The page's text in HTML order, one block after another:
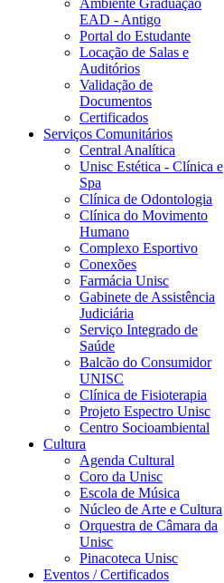
Ambiente Graduação
EAD - Antigo
Portal do Estudante
Locação de Salas e
Auditórios
Validação de
Documentos
Certificados
Serviços Comunitários
Central Analítica
Unisc Estética - Clínica e
Spa
Clínica de Odontologia
Clínica do Movimento
Humano
Complexo Esportivo
Conexões
Farmácia Unisc
Gabinete de Assistência
Judiciária
Serviço Integrado de
Saúde
Balcão do Consumidor
UNISC
Clínica de Fisioterapia
Projeto Espectro Unisc
Centro Socioambiental
Cultura
Agenda Cultural
Coro da Unisc
Escola de Música
Núcleo de Arte e Cultura
Orquestra de Câmara da
Unisc
Pinacoteca Unisc
Eventos / Certificados